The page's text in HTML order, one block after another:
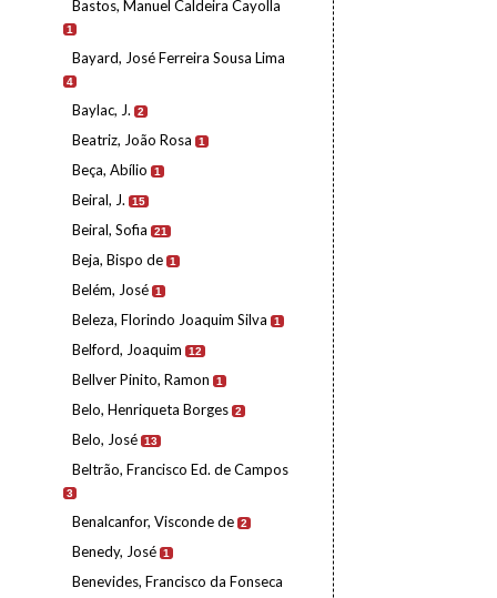
Bastos, Manuel Caldeira Cayolla
1
Bayard, José Ferreira Sousa Lima
4
Baylac, J. 2
Beatriz, João Rosa 1
Beça, Abílio 1
Beiral, J. 15
Beiral, Sofia 21
Beja, Bispo de 1
Belém, José 1
Beleza, Florindo Joaquim Silva 1
Belford, Joaquim 12
Bellver Pinito, Ramon 1
Belo, Henriqueta Borges 2
Belo, José 13
Beltrão, Francisco Ed. de Campos
3
Benalcanfor, Visconde de 2
Benedy, José 1
Benevides, Francisco da Fonseca